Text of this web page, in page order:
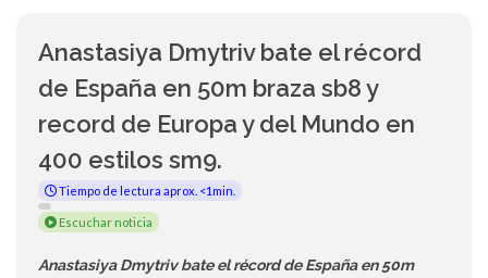
Anastasiya Dmytriv bate el récord
de España en 50m braza sb8 y
record de Europa y del Mundo en
400 estilos sm9.
Tiempo de lectura aprox. <1min.
Escuchar noticia
Anastasiya Dmytriv bate el récord de España en 50m